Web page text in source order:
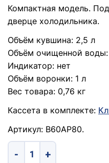
Компактная модель.
дверце холодильника.
Объём кувшина: 2,5 л
Объём очищенной воды:
Индикатор: нет
Объём воронки: 1 л
Вес товара: 0,76 кг
Кассета в комплекте:
Артикул: В60АР80.
Количество товара